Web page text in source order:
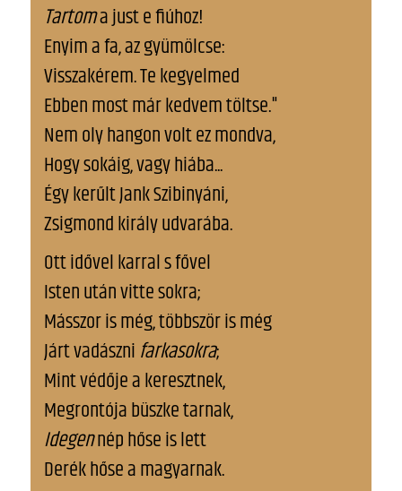
Tartoma just e fiúhoz!
Enyim a fa, az gyümölcse:
Visszakérem. Te kegyelmed
Ebben most már kedvem töltse."
Nem oly hangon volt ez mondva,
Hogy sokáig, vagy hiába...
Így kerűlt Jank Szibinyáni,
Zsigmond király udvarába.
Ott idővel karral s fővel
Isten után vitte sokra;
Másszor is még, többször is még
Járt vadászni farkasokra;
Mint védője a keresztnek,
Megrontója büszke tarnak,
Idegennép hőse is lett
Derék hőse a magyarnak.